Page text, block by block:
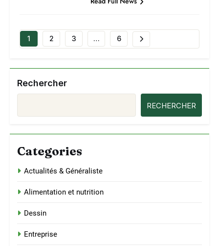
1 2 3 … 6
Rechercher
RECHERCHER
Categories
Actualités & Généraliste
Alimentation et nutrition
Dessin
Entreprise